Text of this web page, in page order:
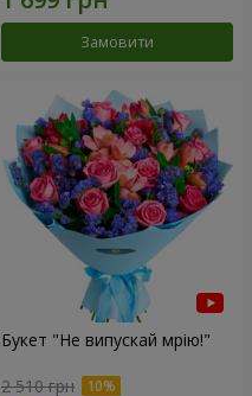
Замовити
Букет "Не випускай мрію!"
2 510 грн